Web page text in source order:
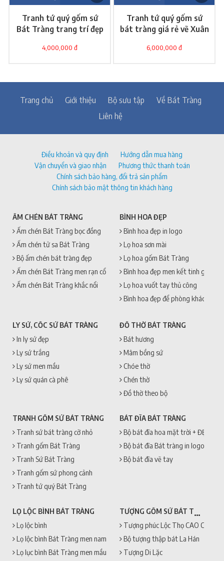
Tranh tứ quý gốm sứ
Bát Tràng trang trí đẹp
4,000,000 đ
Tranh tứ quý gốm sứ
bát tràng giá rẻ vẽ Xuân
6,000,000 đ
Trang chủ Giới thiệu Bộ sưu tập
Về Bát Tràng
Liên hệ
Điều khoản và quy định
Hướng dẫn mua hàng
Vận chuyển và giao nhận
Phương thức thanh toán
Chính sách bảo hàng, đổi trả sản phẩm
Chính sách bảo mật thông tin khách hàng
ẤM CHÉN BÁT TRÀNG
Ấm chén Bát Tràng bọc đồng
Ấm chén tử sa Bát Tràng
Bộ ấm chén bát tràng đẹp
Ấm chén Bát Tràng men rạn cổ
Ấm chén Bát Tràng khắc nổi
BÌNH HOA ĐẸP
Bình hoa đẹp in logo
Lọ hoa sơn mài
Lọ hoa gốm Bát Tràng
Bình hoa đẹp men kết tinh gốm
Lọ hoa vuốt tay thủ công
Bình hoa đẹp để phòng khách
LY SỨ, CỐC SỨ BÁT TRÀNG
In ly sứ đẹp
Ly sứ trắng
Ly sứ men mầu
Ly sứ quán cà phê
ĐỒ THỜ BÁT TRÀNG
Bát hương
Mâm bồng sứ
Chóe thờ
Chén thờ
Đồ thờ theo bộ
TRANH GỐM SỨ BÁT TRÀNG
Tranh sứ bát tràng cỡ nhỏ
Tranh gốm Bát Tràng
Tranh Sứ Bát Tràng
Tranh gốm sứ phong cảnh
Tranh tứ quý Bát Tràng
BÁT ĐĨA BÁT TRÀNG
Bộ bát đĩa hoa mặt trời + ĐẸP +
Bộ bát đĩa Bát tràng in logo
Bộ bát đĩa vẽ tay
LỌ LỘC BÌNH BÁT TRÀNG
Lọ lộc bình
Lọ lộc bình Bát Tràng men nam
Lọ lục bình Bát Tràng men mầu
TƯỢNG GỐM SỨ BÁT TRÀNG
Tượng phúc Lộc Thọ CAO CẤP +
Bộ tượng thập bát La Hán
Tượng Di Lặc